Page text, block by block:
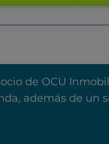
de OCU
además de un